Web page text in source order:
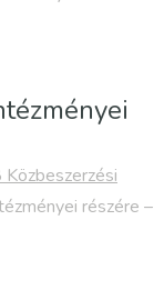
Közbeszerzési
részére –